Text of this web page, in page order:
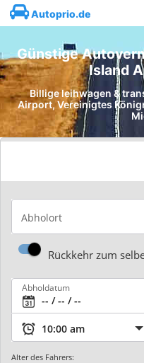
Autoprio.de
Günstige
Island
Billige leihwagen &
Airport, Vereinigtes
Abholort
Rückkehr zum
Abholdatum
Alter des Fahrers: